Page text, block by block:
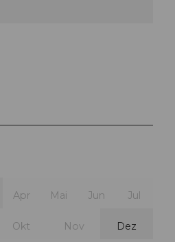
Apr Mai Jun Jul
Okt Nov Dez